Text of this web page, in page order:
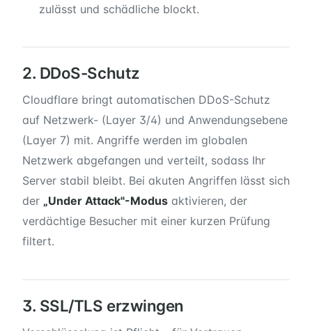
zulässt und schädliche blockt.
2. DDoS-Schutz
Cloudflare bringt automatischen DDoS-Schutz
auf Netzwerk- (Layer 3/4) und Anwendungsebene
(Layer 7) mit. Angriffe werden im globalen
Netzwerk abgefangen und verteilt, sodass Ihr
Server stabil bleibt. Bei akuten Angriffen lässt sich
der „Under Attack"-Modus aktivieren, der
verdächtige Besucher mit einer kurzen Prüfung
filtert.
3. SSL/TLS erzwingen